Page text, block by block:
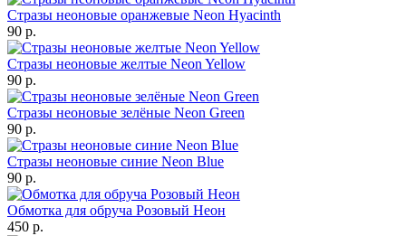
Стразы неоновые оранжевые Neon Hyacinth
90 р.
Стразы неоновые желтые Neon Yellow
90 р.
Стразы неоновые зелёные Neon Green
90 р.
Стразы неоновые синие Neon Blue
90 р.
Обмотка для обруча Розовый Неон
450 р.